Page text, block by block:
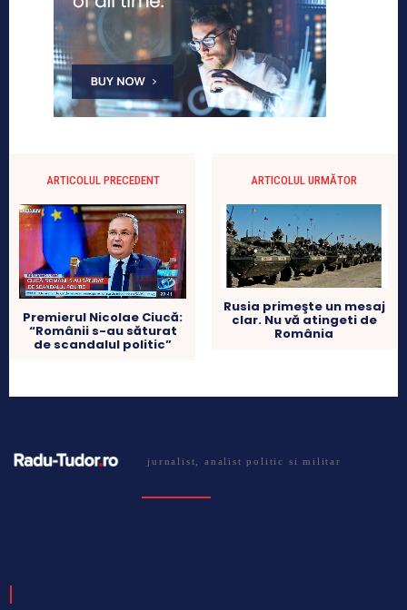
ARTICOLUL PRECEDENT
Premierul Nicolae Ciucă:
“Românii s-au săturat
de scandalul politic”
ARTICOLUL URMĂTOR
Rusia primeşte un mesaj
clar. Nu vă atingeti de
România
jurnalist, analist politic si militar